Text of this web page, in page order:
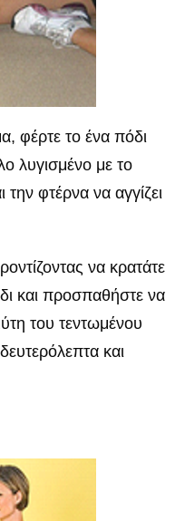
φέρτε το ένα πόδι
λυγισμένο με το
φτέρνα να αγγίζει
να κρατάτε
και προσπαθήστε να
του τεντωμένου
και